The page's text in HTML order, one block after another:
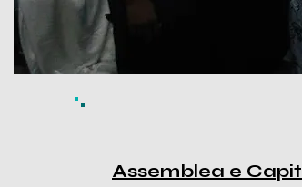
Assemblea e